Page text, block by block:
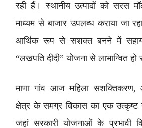
रही हैं। स्थानीय उत्पादों को सरस
माध्यम से बाजार उपलब्ध कराया जा
आर्थिक रूप से सशक्त बनने में
“लखपति दीदी” योजना से लाभान्वित हो
माणा गांव आज महिला सशक्तिकरण,
क्षेत्र के समग्र विकास का एक उत्कृष्ट
जहां सरकारी योजनाओं के प्रभावी